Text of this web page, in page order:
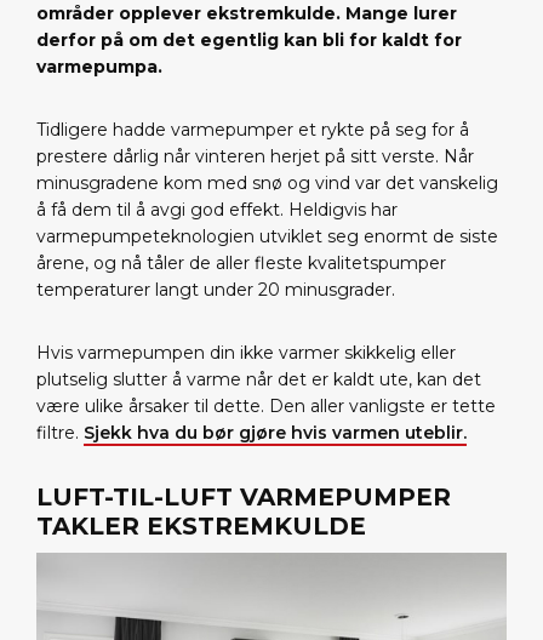
områder opplever ekstremkulde. Mange lurer
derfor på om det egentlig kan bli for kaldt for
varmepumpa.
Tidligere hadde varmepumper et rykte på seg for å
prestere dårlig når vinteren herjet på sitt verste. Når
minusgradene kom med snø og vind var det vanskelig
å få dem til å avgi god effekt. Heldigvis har
varmepumpeteknologien utviklet seg enormt de siste
årene, og nå tåler de aller fleste kvalitetspumper
temperaturer langt under 20 minusgrader.
Hvis varmepumpen din ikke varmer skikkelig eller
plutselig slutter å varme når det er kaldt ute, kan det
være ulike årsaker til dette. Den aller vanligste er tette
filtre. Sjekk hva du bør gjøre hvis varmen uteblir.
LUFT-TIL-LUFT VARMEPUMPER
TAKLER EKSTREMKULDE